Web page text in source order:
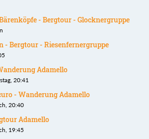
- Bergtour - Glocknergruppe
- Bergtour - Riesenfernergruppe
Adamello
20:41
- Wanderung Adamello
20:40
Adamello
19:45